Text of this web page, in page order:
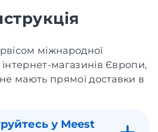
міжнародної
магазинів Європи,
мають прямої доставки в
у Meest